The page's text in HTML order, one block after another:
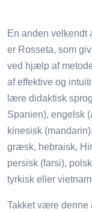
En anden velkendt
er Rosseta, som
ved hjælp af
af effektive og
lære didaktisk
Spanien), engelsk
kinesisk
græsk, hebraisk,
persisk (farsi),
tyrkisk eller
Takket være denne